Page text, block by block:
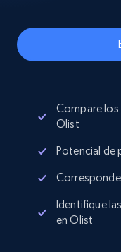
Compare los
Olist
Potencial de
Identifique
en Olist